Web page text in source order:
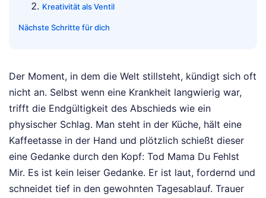
Kreativität als Ventil
Nächste Schritte für dich
Der Moment, in dem die Welt stillsteht, kündigt sich oft
nicht an. Selbst wenn eine Krankheit langwierig war,
trifft die Endgültigkeit des Abschieds wie ein
physischer Schlag. Man steht in der Küche, hält eine
Kaffeetasse in der Hand und plötzlich schießt dieser
eine Gedanke durch den Kopf: Tod Mama Du Fehlst
Mir. Es ist kein leiser Gedanke. Er ist laut, fordernd und
schneidet tief in den gewohnten Tagesablauf. Trauer